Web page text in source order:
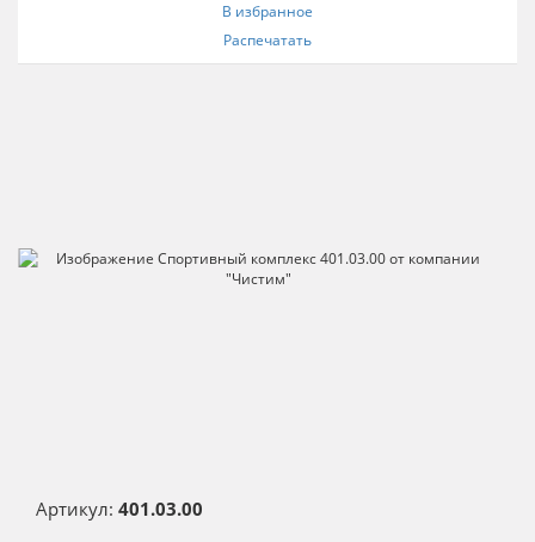
В избранное
Распечатать
Артикул: 401.03.00